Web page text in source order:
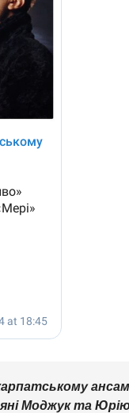
Моджук та